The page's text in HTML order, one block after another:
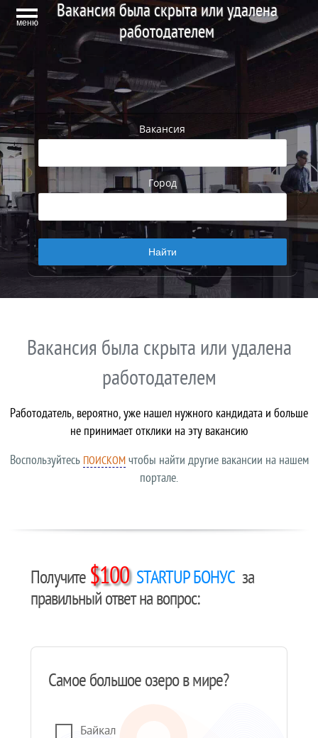
меню
Вакансия была скрыта или удалена
работодателем
Вакансия
Город
Вакансия была скрыта или удалена
работодателем
Работодатель, вероятно, уже нашел нужного кандидата и больше
не принимает отклики на эту вакансию
Воспользуйтесь ПОИСКОМчтобы найти другие вакансии на нашем
портале.
Получите $100 STARTUP БОНУС за
правильный ответ на вопрос:
Самое большое озеро в мире?
Байкал